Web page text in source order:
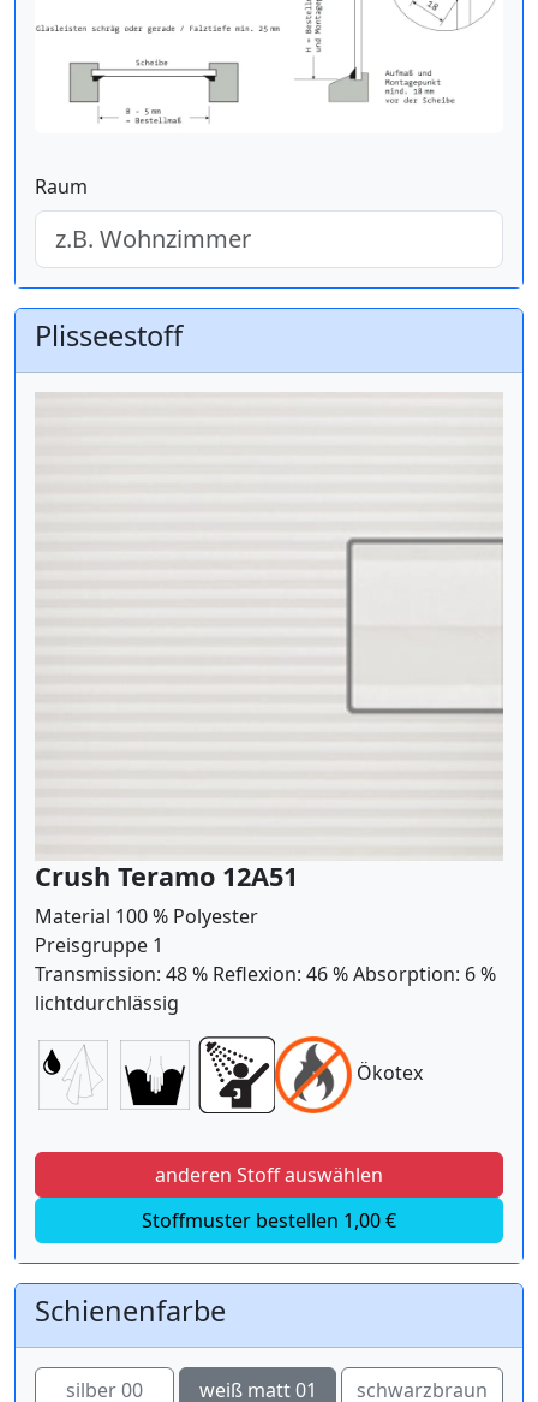
Raum
Plisseestoff
Crush Teramo 12A51
Material 100 % Polyester
Preisgruppe 1
Transmission: 48 % Reflexion: 46 % Absorption: 6 %
lichtdurchlässig
Ökotex
anderen Stoff auswählen
Stoffmuster bestellen 1,00 €
Schienenfarbe
silber 00 weiß matt 01 schwarzbraun